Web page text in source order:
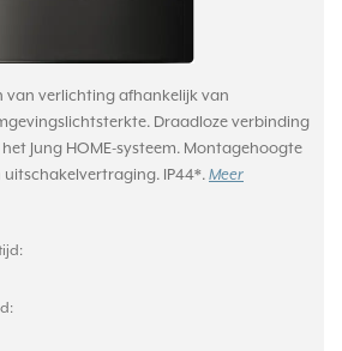
van verlichting afhankelijk van
Draadloze verbinding
Jung HOME-systeem. Montagehoogte
uitschakelvertraging. IP44*. Meer